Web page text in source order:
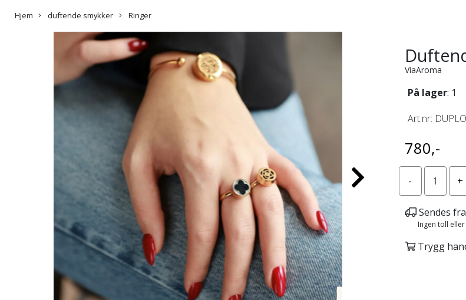
Hjem duftende smykker Ringer
ViaAroma
På lager: 1
Art.nr:
780,-
Sendes
Ingen toll
Trygg